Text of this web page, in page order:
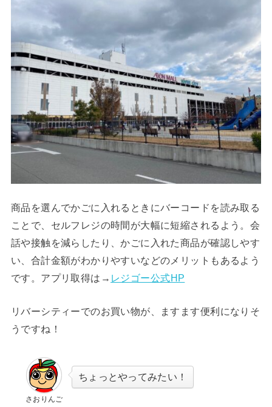
商品を選んでかごに入れるときにバーコードを読み取る
ことで、セルフレジの時間が大幅に短縮されるよう。会
話や接触を減らしたり、かごに入れた商品が確認しやす
い、合計金額がわかりやすいなどのメリットもあるよう
です。アプリ取得は→ レジゴー公式HP
リバーシティーでのお買い物が、ますます便利になりそ
うですね！
さおりんご
ちょっとやってみたい！